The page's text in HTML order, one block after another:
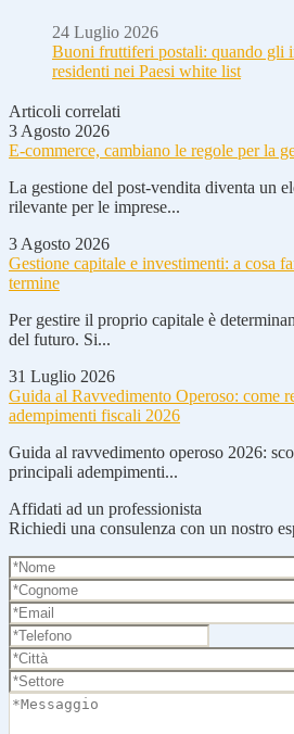
24 Luglio 2026
Buoni fruttiferi postali: quando gli
residenti nei Paesi white list
Articoli correlati
3 Agosto 2026
E-commerce, cambiano le regole per la
La gestione del post-vendita diventa un
rilevante per le imprese...
3 Agosto 2026
Gestione capitale e investimenti: a cosa
termine
Per gestire il proprio capitale è
del futuro. Si...
31 Luglio 2026
Guida al Ravvedimento Operoso: come
adempimenti fiscali 2026
Guida al ravvedimento operoso 2026:
principali adempimenti...
Affidati ad un professionista
Richiedi una consulenza con un nostro